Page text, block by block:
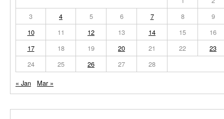
3
4 5 6 7 8
9
10
11 12 13 14 15
16
17
18 19 20 21 22
23
24
25 26 27
28
« Jan
Mar »